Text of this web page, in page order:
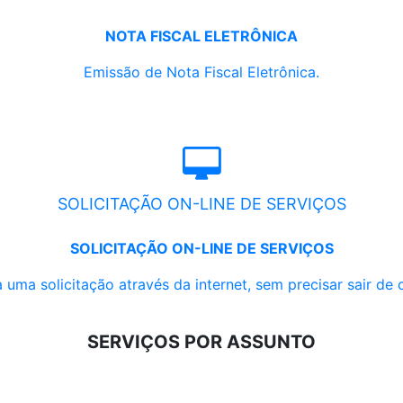
NOTA FISCAL ELETRÔNICA
Emissão de Nota Fiscal Eletrônica.
SOLICITAÇÃO ON-LINE DE SERVIÇOS
SOLICITAÇÃO ON-LINE DE SERVIÇOS
uma solicitação através da internet, sem precisar sair de
SERVIÇOS POR ASSUNTO